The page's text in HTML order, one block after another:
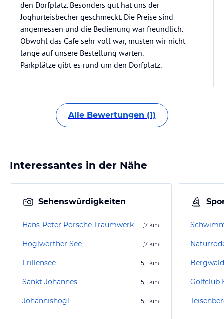
den Dorfplatz. Besonders gut hat uns der
Joghurteisbecher geschmeckt. Die Preise sind
angemessen und die Bedienung war freundlich.
Obwohl das Cafe sehr voll war, musten wir nicht
lange auf unsere Bestellung warten.
Parkplätze gibt es rund um den Dorfplatz.
Alle Bewertungen (1)
Interessantes in der Nähe
Sehenswürdigkeiten
Hans-Peter Porsche Traumwerk 1,7 km
Höglwörther See 1,7 km
Frillensee 5,1 km
Sankt Johannes 5,1 km
Johannishögl 5,1 km